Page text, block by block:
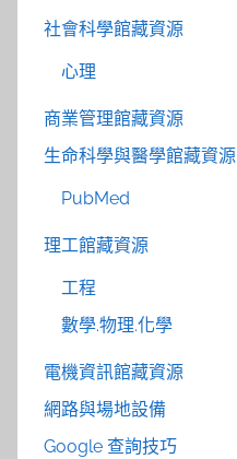
社會科學館藏資源
心理
商業管理館藏資源
生命科學與醫學館藏資源
PubMed
理工館藏資源
工程
數學.物理.化學
電機資訊館藏資源
網路與場地設備
Google 查詢技巧